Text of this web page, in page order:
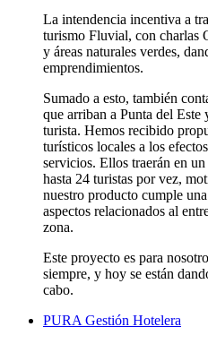
La intendencia incentiva a
turismo Fluvial, con charlas
y áreas naturales verdes,
emprendimientos.
Sumado a esto, también
que arriban a Punta del
turista. Hemos recibido
turísticos locales a los
servicios. Ellos traerán en
hasta 24 turistas por vez,
nuestro producto cumple
aspectos relacionados al
zona.
Este proyecto es para
siempre, y hoy se están
cabo.
PURA Gestión Hotelera